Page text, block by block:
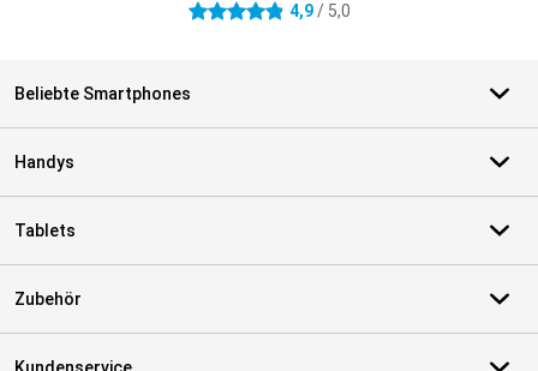
4.9 Sterne 4,9/ 5,0
Beliebte Smartphones
Handys
Tablets
Zubehör